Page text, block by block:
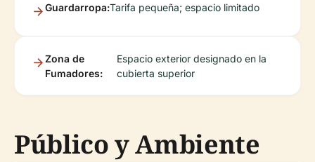
Guardarropa:Tarifa pequeña; espacio limitado
Zona de
Fumadores:
Espacio exterior designado en la
cubierta superior
Público y Ambiente